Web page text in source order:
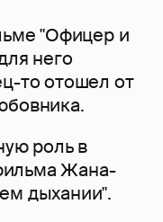
"Офицер и
него
то отошел от
роль в
Жана-
дыхании".